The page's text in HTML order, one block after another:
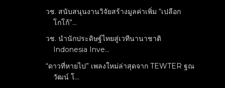
วช. สนับสนุนงานวิจัยสร้างมูลค่าเพิ่ม “เปลือก
โกโก้”...
วช. นำนักประดิษฐ์ไทยสู่เวทีนานาชาติ
Indonesia Inve...
“ดาวที่หายไป” เพลงใหม่ล่าสุดจาก TEWTER ฐณ
วัฒน์ โ...